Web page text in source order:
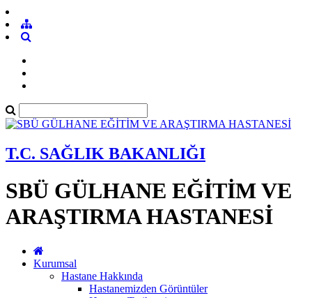
T.C. SAĞLIK BAKANLIĞI
SBÜ GÜLHANE EĞİTİM VE
ARAŞTIRMA HASTANESİ
Kurumsal
Hastane Hakkında
Hastanemizden Görüntüler